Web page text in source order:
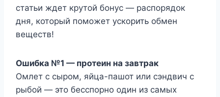
статьи ждет крутой бонус — распорядок
дня, который поможет ускорить обмен
веществ!
Ошибка №1 — протеин на завтрак
Омлет с сыром, яйца-пашот или сэндвич с
рыбой — это бесспорно один из самых